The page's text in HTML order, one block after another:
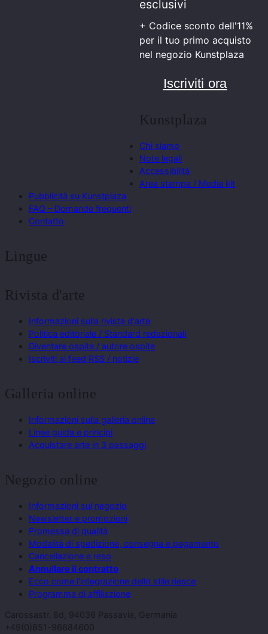
esclusivi
+ Codice sconto dell'11%
per il tuo primo acquisto
nel negozio Kunstplaza
Iscriviti ora
Kunstplaza
Chi siamo
Note legali
Accessibilità
Area stampa / Media kit
Pubblicità su Kunstplaza
FAQ – Domande frequenti
Contatto
Lingue
Rivista d'arte
Informazioni sulla rivista d'arte
Politica editoriale / Standard redazionali
Diventare ospite / autore ospite
Iscriviti ai feed RSS / notizie
Galleria online
Informazioni sulla galleria online
Linee guida e principi
Acquistare arte in 3 passaggi
Negozio online
Informazioni sul negozio
Newsletter e promozioni
Promessa di qualità
Modalità di spedizione, consegna e pagamento
Cancellazione e reso
Annullare il contratto
Ecco come l'integrazione dello stile riesce
Programma di affiliazione
Carossastr. 8d, 94036 Passavia, Germania
+49(0)851-96684600